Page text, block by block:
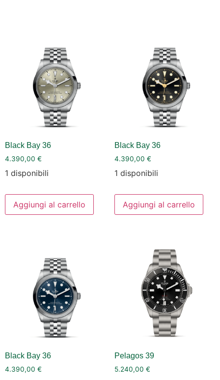
Black Bay 36
4.390,00 €
1 disponibili
Aggiungi al carrello
Black Bay 36
4.390,00 €
1 disponibili
Aggiungi al carrello
Black Bay 36
4.390,00 €
Pelagos 39
5.240,00 €